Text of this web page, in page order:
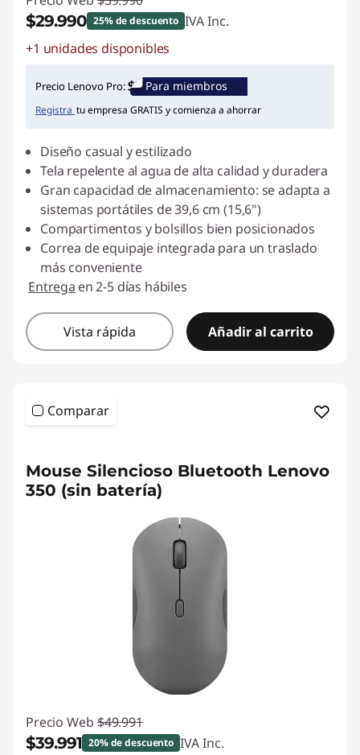
$29.990 25% de descuento IVA Inc.
Ahorros instantáneos :
+1 unidades disponibles
Precio Lenovo Pro: Para miembros
Registra tu empresa GRATIS y comienza a ahorrar
Diseño casual y estilizado
Tela repelente al agua de alta calidad y duradera
Gran capacidad de almacenamiento: se adapta a
sistemas portátiles de 39,6 cm (15,6")
Compartimentos y bolsillos bien posicionados
Correa de equipaje integrada para un traslado
más conveniente
Entrega en 2-5 días hábiles
Vista rápida Añadir al carrito
Comparar
Mouse Silencioso Bluetooth Lenovo
350 (sin batería)
Precio Web $49.991
$39.991 20% de descuento IVA Inc.